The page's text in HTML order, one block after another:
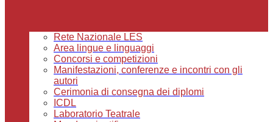
Rete Nazionale LES
Area lingue e linguaggi
Concorsi e competizioni
Manifestazioni, conferenze e incontri con gli
autori
Cerimonia di consegna dei diplomi
ICDL
Laboratorio Teatrale